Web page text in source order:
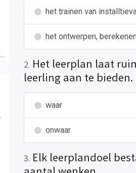
het trainen van
het ontwerpen,
2. Het leerplan laat
leerling aan te bieden.
waar
onwaar
3. Elk leerplandoel